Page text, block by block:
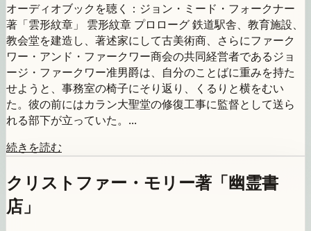
オーディオブックを聴く：ジョン・ミード・フォークナー
著「雲形紋章」 雲形紋章 プロローグ 鉄道駅舎、教育施設、
教会堂を建造し、著述家にして古美術商、さらにファーク
ワー・アンド・ファークワー商会の共同経営者であるジョ
ージ・ファークワー准男爵は、自分のことばに重みを持た
せようと、事務室の椅子にそり返り、くるりと横をむい
た。彼の前にはカラン大聖堂の修復工事に監督として送ら
れる部下が立っていた。...
続きを読む
クリストファー・モリー著「幽霊書
店」